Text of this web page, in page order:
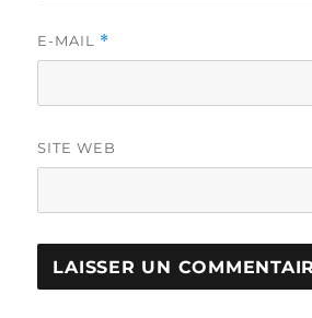
E-MAIL *
SITE WEB